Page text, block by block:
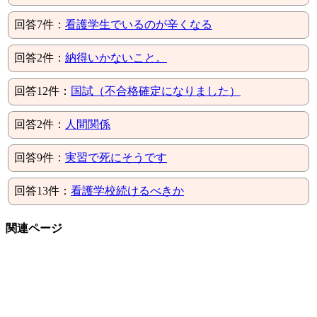
回答7件： 看護学生でいるのが辛くなる
回答2件： 納得いかないこと。
回答12件： 国試（不合格確定になりました）
回答2件： 人間関係
回答9件： 実習で死にそうです
回答13件： 看護学校続けるべきか
関連ページ